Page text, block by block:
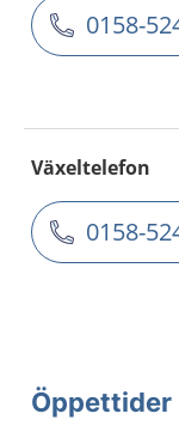
0158-
Växeltelefon
0158-
Öppettider